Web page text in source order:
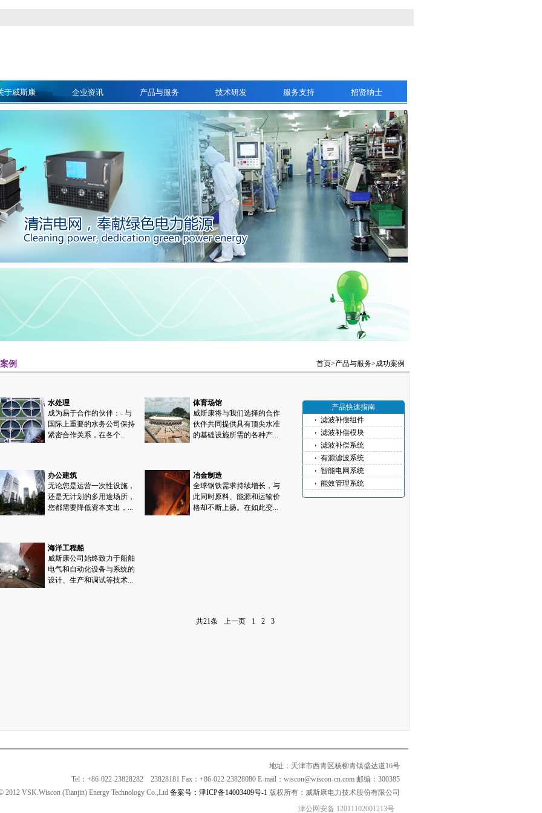
于威斯康 企业资讯 产品与服务 技术研发 服务支持 招贤纳士
首页>产品与服务>成功案例
例
水处理
成为易于合作的伙伴：- 与
国际上重要的水务公司保持
紧密合作关系，在各个...
体育场馆
威斯康将与我们选择的合作
伙伴共同提供具有顶尖水准
的基础设施所需的各种产...
办公建筑
无论您是运营一次性设施，
还是无计划的多用途场所，
您都需要降低资本支出，...
冶金制造
全球钢铁需求持续增长，与
此同时原料、能源和运输价
格却不断上扬。在如此变...
海洋工程船
威斯康公司始终致力于船舶
电气和自动化设备与系统的
设计、生产和调试等技术...
共21条 上一页 1 2 3
产品快速指南
滤波补偿组件
滤波补偿模块
滤波补偿系统
有源滤波系统
智能电网系统
能效管理系统
地址：天津市西青区杨柳青镇盛达道16号
Tel：+86-022-23828282 23828181 Fax：+86-022-23828080 E-mail：wiscon@wiscon-cn.com 邮编：300385
2012 VSK.Wiscon (Tianjin) Energy Technology Co.,Ltd 备案号：津ICP备14003409号-1 版权所有：威斯康电力技术股份有限公司
津公网安备 12011102001213号